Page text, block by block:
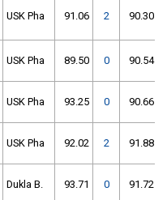
USK Pha 91.06 2 90.30
USK Pha 89.50 0 90.54
USK Pha 93.25 0 90.66
USK Pha 92.02 2 91.88
Dukla B. 93.71 0 91.72